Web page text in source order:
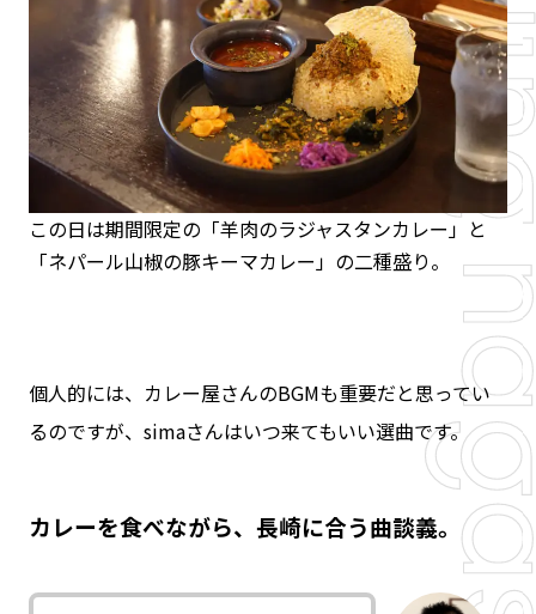
この日は期間限定の「羊肉のラジャスタンカレー」と
「ネパール山椒の豚キーマカレー」の二種盛り。
個人的には、カレー屋さんのBGMも重要だと思ってい
るのですが、simaさんはいつ来てもいい選曲です。
カレーを食べながら、長崎に合う曲談義。